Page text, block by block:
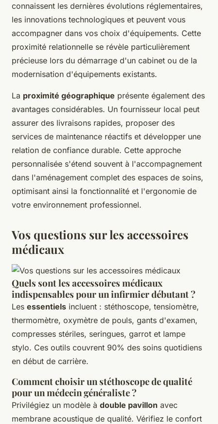
connaissent les dernières évolutions réglementaires,
les innovations technologiques et peuvent vous
accompagner dans vos choix d'équipements. Cette
proximité relationnelle se révèle particulièrement
précieuse lors du démarrage d'un cabinet ou de la
modernisation d'équipements existants.
La proximité géographique présente également des
avantages considérables. Un fournisseur local peut
assurer des livraisons rapides, proposer des
services de maintenance réactifs et développer une
relation de confiance durable. Cette approche
personnalisée s'étend souvent à l'accompagnement
dans l'aménagement complet des espaces de soins,
optimisant ainsi la fonctionnalité et l'ergonomie de
votre environnement professionnel.
Vos questions sur les accessoires
médicaux
Quels sont les accessoires médicaux
indispensables pour un infirmier débutant ?
Les essentiels incluent : stéthoscope, tensiomètre,
thermomètre, oxymètre de pouls, gants d'examen,
compresses stériles, seringues, garrot et lampe
stylo. Ces outils couvrent 90% des soins quotidiens
en début de carrière.
Comment choisir un stéthoscope de qualité
pour un médecin généraliste ?
Privilégiez un modèle à double pavillon avec
membrane acoustique de qualité. Vérifiez le confort